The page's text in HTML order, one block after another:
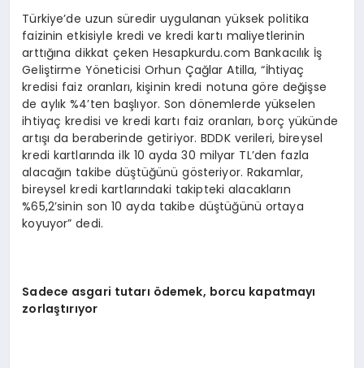
Türkiye’de uzun süredir uygulanan yüksek politika
faizinin etkisiyle kredi ve kredi kartı maliyetlerinin
arttığına dikkat çeken Hesapkurdu.com Bankacılık İş
Geliştirme Yöneticisi Orhun Çağlar Atilla, “İhtiyaç
kredisi faiz oranları, kişinin kredi notuna göre değişse
de aylık %4’ten başlıyor. Son dönemlerde yükselen
ihtiyaç kredisi ve kredi kartı faiz oranları, borç yükünde
artışı da beraberinde getiriyor. BDDK verileri, bireysel
kredi kartlarında ilk 10 ayda 30 milyar TL’den fazla
alacağın takibe düştüğünü gösteriyor. Rakamlar,
bireysel kredi kartlarındaki takipteki alacakların
%65,2’sinin son 10 ayda takibe düştüğünü ortaya
koyuyor” dedi.
Sadece asgari tutarı ödemek, borcu kapatmayı
zorlaştırıyor